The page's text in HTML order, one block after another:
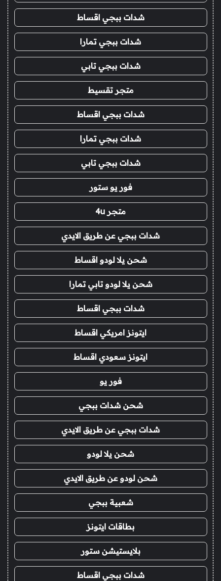
شدات ببجي اقساط
شدات ببجي تمارا
شدات ببجي تابي
متجر تقسيط
شدات ببجي اقساط
شدات ببجي تمارا
شدات ببجي تابي
فور يو ستور
متجر 4u
شدات ببجي عن طريق الايدي
شحن يلا لودو اقساط
شحن يلا لودو تابي تمارا
شدات ببجي اقساط
ايتونز امريكي اقساط
ايتونز سعودي اقساط
فور يو
شحن شدات ببجي
شدات ببجي عن طريق الايدي
شحن يلا لودو
شحن لودو عن طريق الايدي
شعبية ببجي
بطاقات ايتونز
بلايستيشن ستور
شدات ببجي اقساط